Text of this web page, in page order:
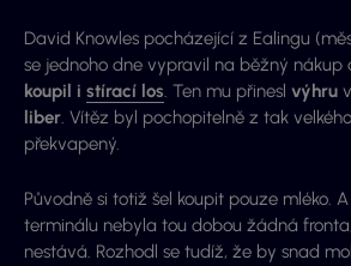
David Knowles pocházející z Ealingu
se jednoho dne vypravil na běžný nákup
koupil i stírací los. Ten mu přinesl výhru
liber. Vítěz byl pochopitelně z tak
překvapený.
Původně si totiž šel koupit pouze mléko.
terminálu nebyla tou dobou žádná
nestává. Rozhodl se tudíž, že by snad